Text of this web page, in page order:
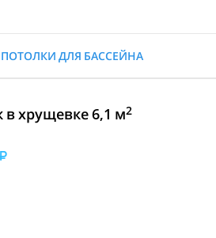
ДЛЯ БАССЕЙНА
хрущевке 6,1 м2